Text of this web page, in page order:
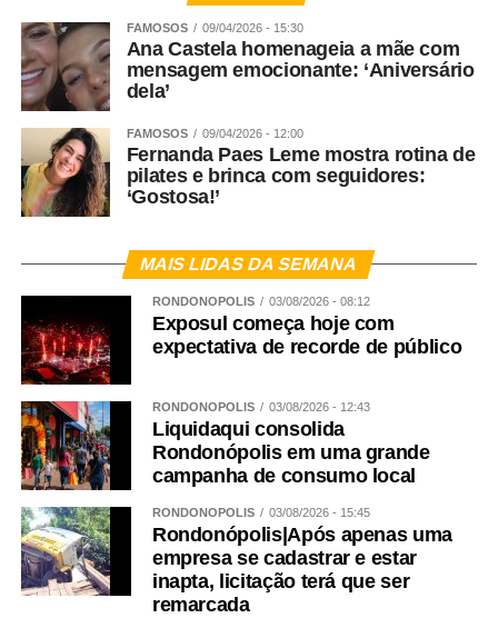
FAMOSOS 09/04/2026 - 15:30
Ana Castela homenageia a mãe com
mensagem emocionante: ‘Aniversário
dela’
FAMOSOS 09/04/2026 - 12:00
Fernanda Paes Leme mostra rotina de
pilates e brinca com seguidores:
‘Gostosa!’
MAIS LIDAS DA SEMANA
RONDONÓPOLIS 03/08/2026 - 08:12
Exposul começa hoje com
expectativa de recorde de público
RONDONÓPOLIS 03/08/2026 - 12:43
Liquidaqui consolida
Rondonópolis em uma grande
campanha de consumo local
RONDONÓPOLIS 03/08/2026 - 15:45
Rondonópolis|Após apenas uma
empresa se cadastrar e estar
inapta, licitação terá que ser
remarcada